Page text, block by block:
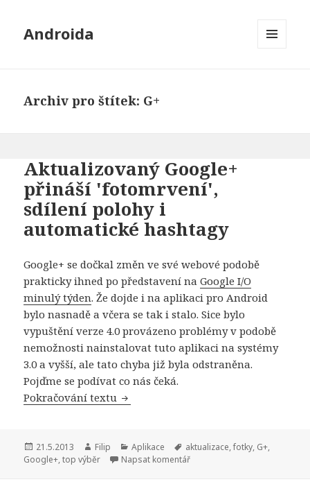
Androida
Archiv pro štítek: G+
Aktualizovaný Google+
přináší 'fotomrvení',
sdílení polohy i
automatické hashtagy
Google+ se dočkal změn ve své webové podobě
prakticky ihned po představení naGoogle I/O
minulý týden. Že dojde i na aplikaci pro Android
bylo nasnadě a včera se tak i stalo. Sice bylo
vypuštění verze 4.0 provázeno problémy v podobě
nemožnosti nainstalovat tuto aplikaci na systémy
3.0 a vyšší, ale tato chyba již byla odstraněna.
Pojďme se podívat co nás čeká.
Pokračování textu Aktualizovaný Google+ přináší
Publikováno:
21.5.2013 Autor:
Filip Rubriky:
Aplikace Štítky:
aktualizace,fotky, G+,
Google+,top výběr Napsat komentář